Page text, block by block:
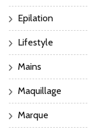
Epilation
Lifestyle
Mains
Maquillage
Marque